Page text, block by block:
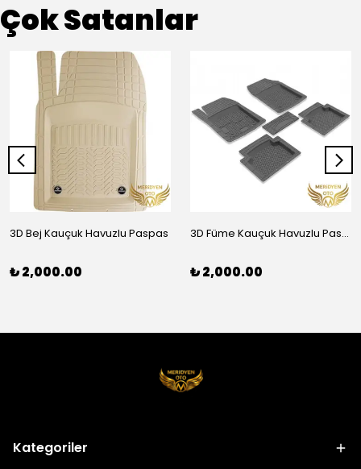
Çok Satanlar
3D Bej Kauçuk Havuzlu Paspas
₺ 2,000.00
3D Füme Kauçuk Havuzlu Paspas
₺ 2,000.00
Kategoriler